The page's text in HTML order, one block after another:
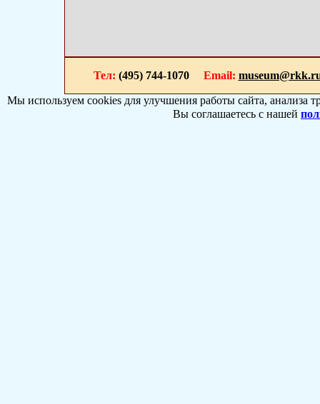
Тел: (495) 744-1070 Email:
Мы используем cookies для улучшения работы сайта, анализа
Вы соглашаетесь с нашей